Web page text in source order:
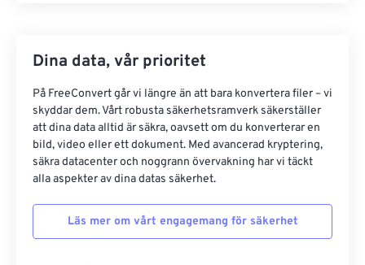
Dina data, vår prioritet
På FreeConvert går vi längre än att bara konvertera filer – vi
skyddar dem. Vårt robusta säkerhetsramverk säkerställer
att dina data alltid är säkra, oavsett om du konverterar en
bild, video eller ett dokument. Med avancerad kryptering,
säkra datacenter och noggrann övervakning har vi täckt
alla aspekter av dina datas säkerhet.
Läs mer om vårt engagemang för säkerhet